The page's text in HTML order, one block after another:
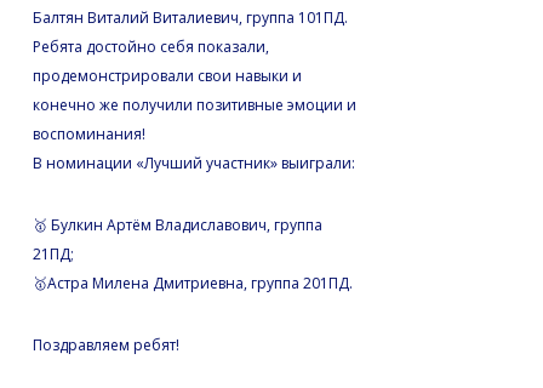
Балтян Виталий Виталиевич, группа 101ПД.
Ребята достойно себя показали,
продемонстрировали свои навыки и
конечно же получили позитивные эмоции и
воспоминания!
В номинации «Лучший участник» выиграли:
🥇 Булкин Артём Владиславович, группа
21ПД;
🥇Астра Милена Дмитриевна, группа 201ПД.
Поздравляем ребят!